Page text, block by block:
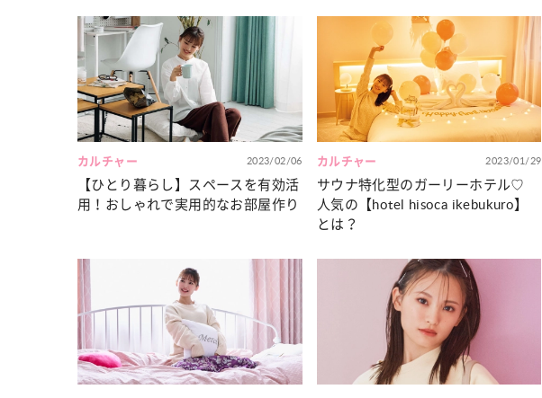
カルチャー 2023/02/06
【ひとり暮らし】スペースを有効活
用！おしゃれで実用的なお部屋作り
カルチャー 2023/01/29
サウナ特化型のガーリーホテル♡
人気の【hotel hisoca ikebukuro】
とは？